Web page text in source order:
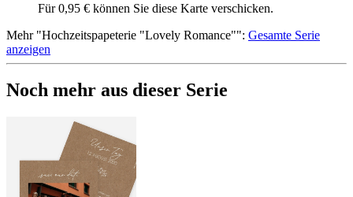
Für 0,95 € können Sie diese Karte verschicken.
Mehr"Hochzeitspapeterie "Lovely Romance"": Gesamte Serie
anzeigen
Noch mehr aus dieser Serie